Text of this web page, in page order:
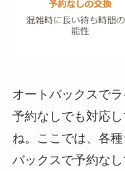
オートバックスで
予約なしでも対応
ね。ここでは、各
バックスで予約な